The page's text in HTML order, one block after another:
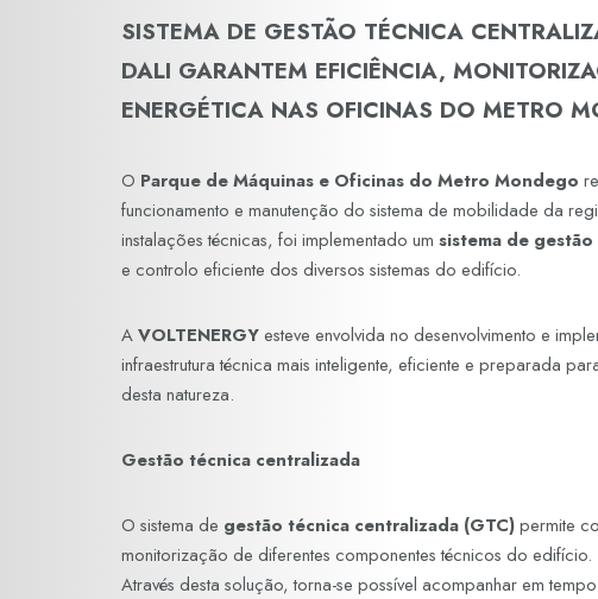
SISTEMA DE GESTÃO TÉCNICA
DALI GARANTEM EFICIÊNCIA,
ENERGÉTICA NAS OFICINAS DO METRO
O Parque de Máquinas e Oficinas do Metro Mondego
funcionamento e manutenção do sistema de mobilidade da
instalações técnicas, foi implementado um sistema de
e controlo eficiente dos diversos sistemas do edifício.
AVOLTENERGYesteve envolvida no desenvolvimento e
infraestrutura técnica mais inteligente, eficiente e preparada
desta natureza.
Gestão técnica centralizada
O sistema de gestão técnica centralizada (GTC)permite
monitorização de diferentes componentes técnicos do edifício.
Através desta solução, torna-se possível acompanhar em